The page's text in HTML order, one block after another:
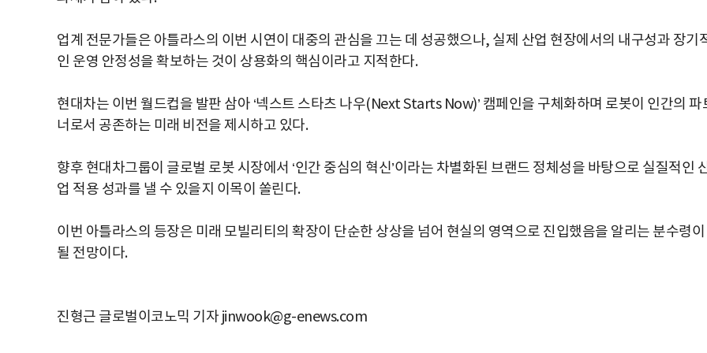
업계 전문가들은 아틀라스의 이번 시연이 대중의 관심을 끄는 데 성공했으나, 실제 산업 현장에서의 내구성과 장기
인 운영 안정성을 확보하는 것이 상용화의 핵심이라고 지적한다.
현대차는 이번 월드컵을 발판 삼아 ‘넥스트 스타츠 나우(Next Starts Now)’ 캠페인을 구체화하며 로봇이 인간의 파
너로서 공존하는 미래 비전을 제시하고 있다.
향후 현대차그룹이 글로벌 로봇 시장에서 ‘인간 중심의 혁신’이라는 차별화된 브랜드 정체성을 바탕으로 실질적인
업 적용 성과를 낼 수 있을지 이목이 쏠린다.
이번 아틀라스의 등장은 미래 모빌리티의 확장이 단순한 상상을 넘어 현실의 영역으로 진입했음을 알리는 분수령이
될 전망이다.
진형근 글로벌이코노믹 기자 jinwook@g-enews.com